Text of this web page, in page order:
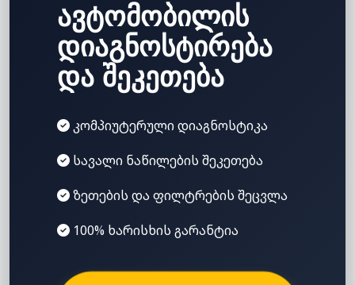
ავტომობილის
დიაგნოსტირება
და შეკეთება
კომპიუტერული დიაგნოსტიკა
სავალი ნაწილების შეკეთება
ზეთების და ფილტრების შეცვლა
100% ხარისხის გარანტია